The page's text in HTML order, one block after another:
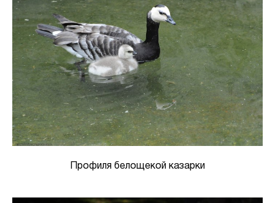
Профиля белощекой казарки